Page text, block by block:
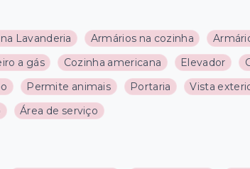
Lavanderia Armários na cozinha
a gás Cozinha americana Elevador
Permite animais Portaria Vista
Área de serviço